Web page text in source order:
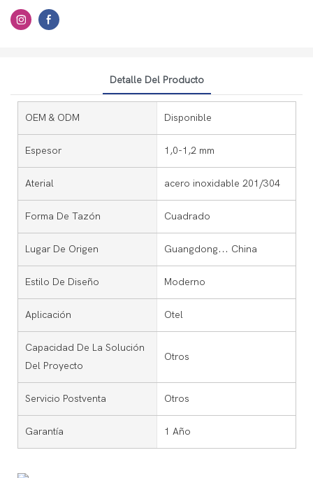
Detalle Del Producto
OEM & ODM Disponible
Espesor 1,0-1,2 mm
Aterial acero inoxidable 201/304
Forma De Tazón Cuadrado
Lugar De Origen Guangdong... China
Estilo De Diseño Moderno
Aplicación Otel
Capacidad De La Solución
Del Proyecto
Otros
Servicio Postventa Otros
Garantía 1 Año